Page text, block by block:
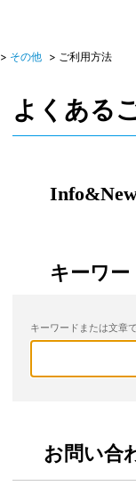
> その他 > ご利用方法
よくある
キーワー
キーワードまたは文章
お問い合